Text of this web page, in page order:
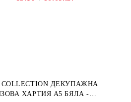
COLLECTION ДЕКУПАЖНА
ХАРТИЯ А5 БЯЛА -